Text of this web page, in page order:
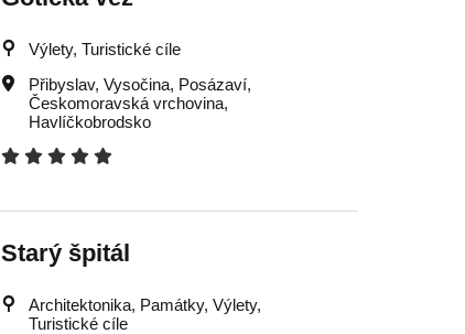
Výlety, Turistické cíle
Přibyslav, Vysočina, Posázaví,
Českomoravská vrchovina,
Havlíčkobrodsko
Starý špitál
Architektonika, Památky, Výlety,
Turistické cíle